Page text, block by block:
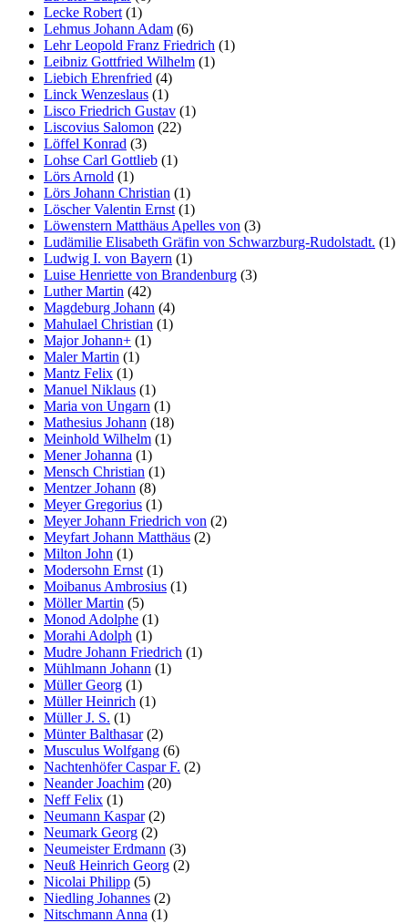
Lecke Robert (1)
Lehmus Johann Adam (6)
Lehr Leopold Franz Friedrich (1)
Leibniz Gottfried Wilhelm (1)
Liebich Ehrenfried (4)
Linck Wenzeslaus (1)
Lisco Friedrich Gustav (1)
Liscovius Salomon (22)
Löffel Konrad (3)
Lohse Carl Gottlieb (1)
Lörs Arnold (1)
Lörs Johann Christian (1)
Löscher Valentin Ernst (1)
Löwenstern Matthäus Apelles von (3)
Ludämilie Elisabeth Gräfin von Schwarzburg-Rudolstadt. (1)
Ludwig I. von Bayern (1)
Luise Henriette von Brandenburg (3)
Luther Martin (42)
Magdeburg Johann (4)
Mahulael Christian (1)
Major Johann+ (1)
Maler Martin (1)
Mantz Felix (1)
Manuel Niklaus (1)
Maria von Ungarn (1)
Mathesius Johann (18)
Meinhold Wilhelm (1)
Mener Johanna (1)
Mensch Christian (1)
Mentzer Johann (8)
Meyer Gregorius (1)
Meyer Johann Friedrich von (2)
Meyfart Johann Matthäus (2)
Milton John (1)
Modersohn Ernst (1)
Moibanus Ambrosius (1)
Möller Martin (5)
Monod Adolphe (1)
Morahi Adolph (1)
Mudre Johann Friedrich (1)
Mühlmann Johann (1)
Müller Georg (1)
Müller Heinrich (1)
Müller J. S. (1)
Münter Balthasar(2)
Musculus Wolfgang (6)
Nachtenhöfer Caspar F. (2)
Neander Joachim (20)
Neff Felix (1)
Neumann Kaspar(2)
Neumark Georg (2)
Neumeister Erdmann (3)
Neuß Heinrich Georg (2)
Nicolai Philipp (5)
Niedling Johannes (2)
Nitschmann Anna (1)